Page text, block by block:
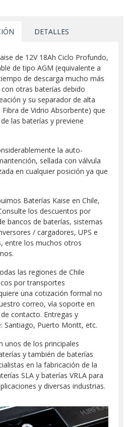
DETALLES
de 12V 18Ah Ciclo Profundo,
de tipo AGM (equivalente a
de descarga mucho más
otras baterías debido
y su separador de alta
de Vidrio Absorbente) que
las baterías y previene
la auto-
sellada con válvula
en cualquier posición ya que
Baterías Kaise en Chile,
los descuentos por
bancos de baterías, sistemas
/ cargadores, UPS e
entre los muchos otros
las regiones de Chile
por transportes
una cotización formal no
correo, vía soporte en
contacto. Entregas y
Santiago, Puerto Montt, etc.
unos de los principales
y también de baterías
en la fabricación de la
SLA y baterías VRLA para
y diversas industrias.